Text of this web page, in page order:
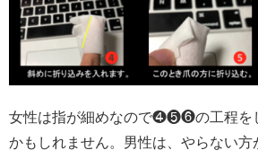
女性は指が細めなので❹❺❻の工程を
かもしれません。男性は、やらない方